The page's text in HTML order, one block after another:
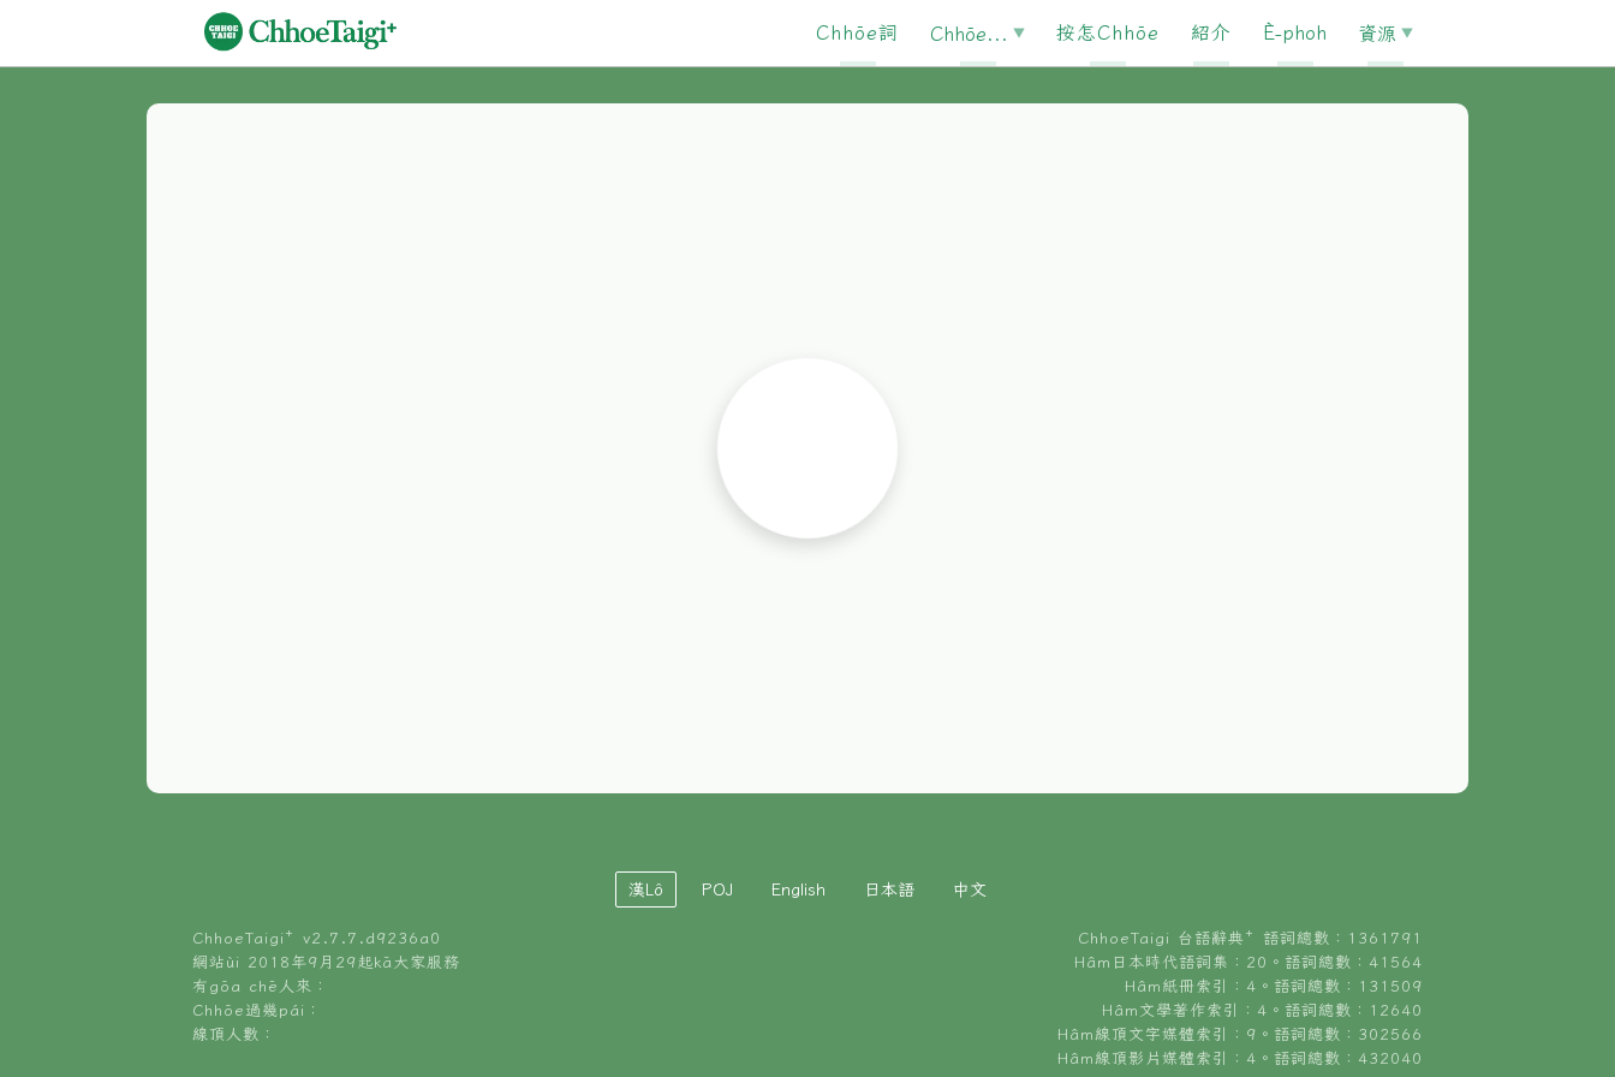
Chhōe詞 Chhōe... 按怎Chhōe 紹介 È-phoh 資源
漢Lô POJ English 日本語 中文
ChhoeTaigi⁺ v2.7.7.d9236a0
網站ùi 2018年9月29起kā大家服務
有gōa chē人來：
Chhōe過幾pái：
線頂人數：
ChhoeTaigi 台語辭典⁺ 語詞總數：1361791
Hâm日本時代語詞集：20。語詞總數：41564
Hâm紙冊索引：4。語詞總數：131509
Hâm文學著作索引：4。語詞總數：12640
Hâm線頂文字媒體索引：9。語詞總數：302566
Hâm線頂影片媒體索引：4。語詞總數：432040